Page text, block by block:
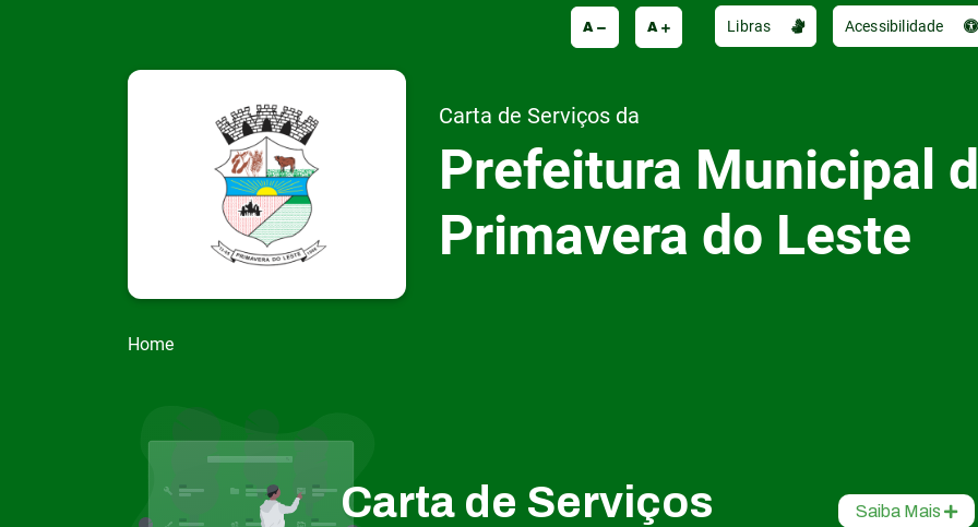
A A Libras Acessibilidade
Carta de Serviços da
Prefeitura Municipal
Primavera do Leste
Home
Carta de Serviços Saiba Mais